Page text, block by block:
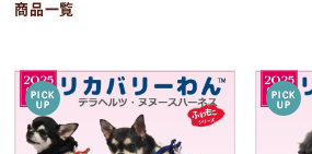
商品一覧